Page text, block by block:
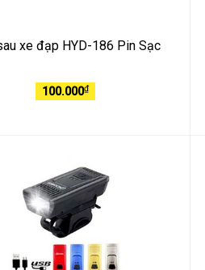
xe đạp HYD-186 Pin Sạc
100.000₫